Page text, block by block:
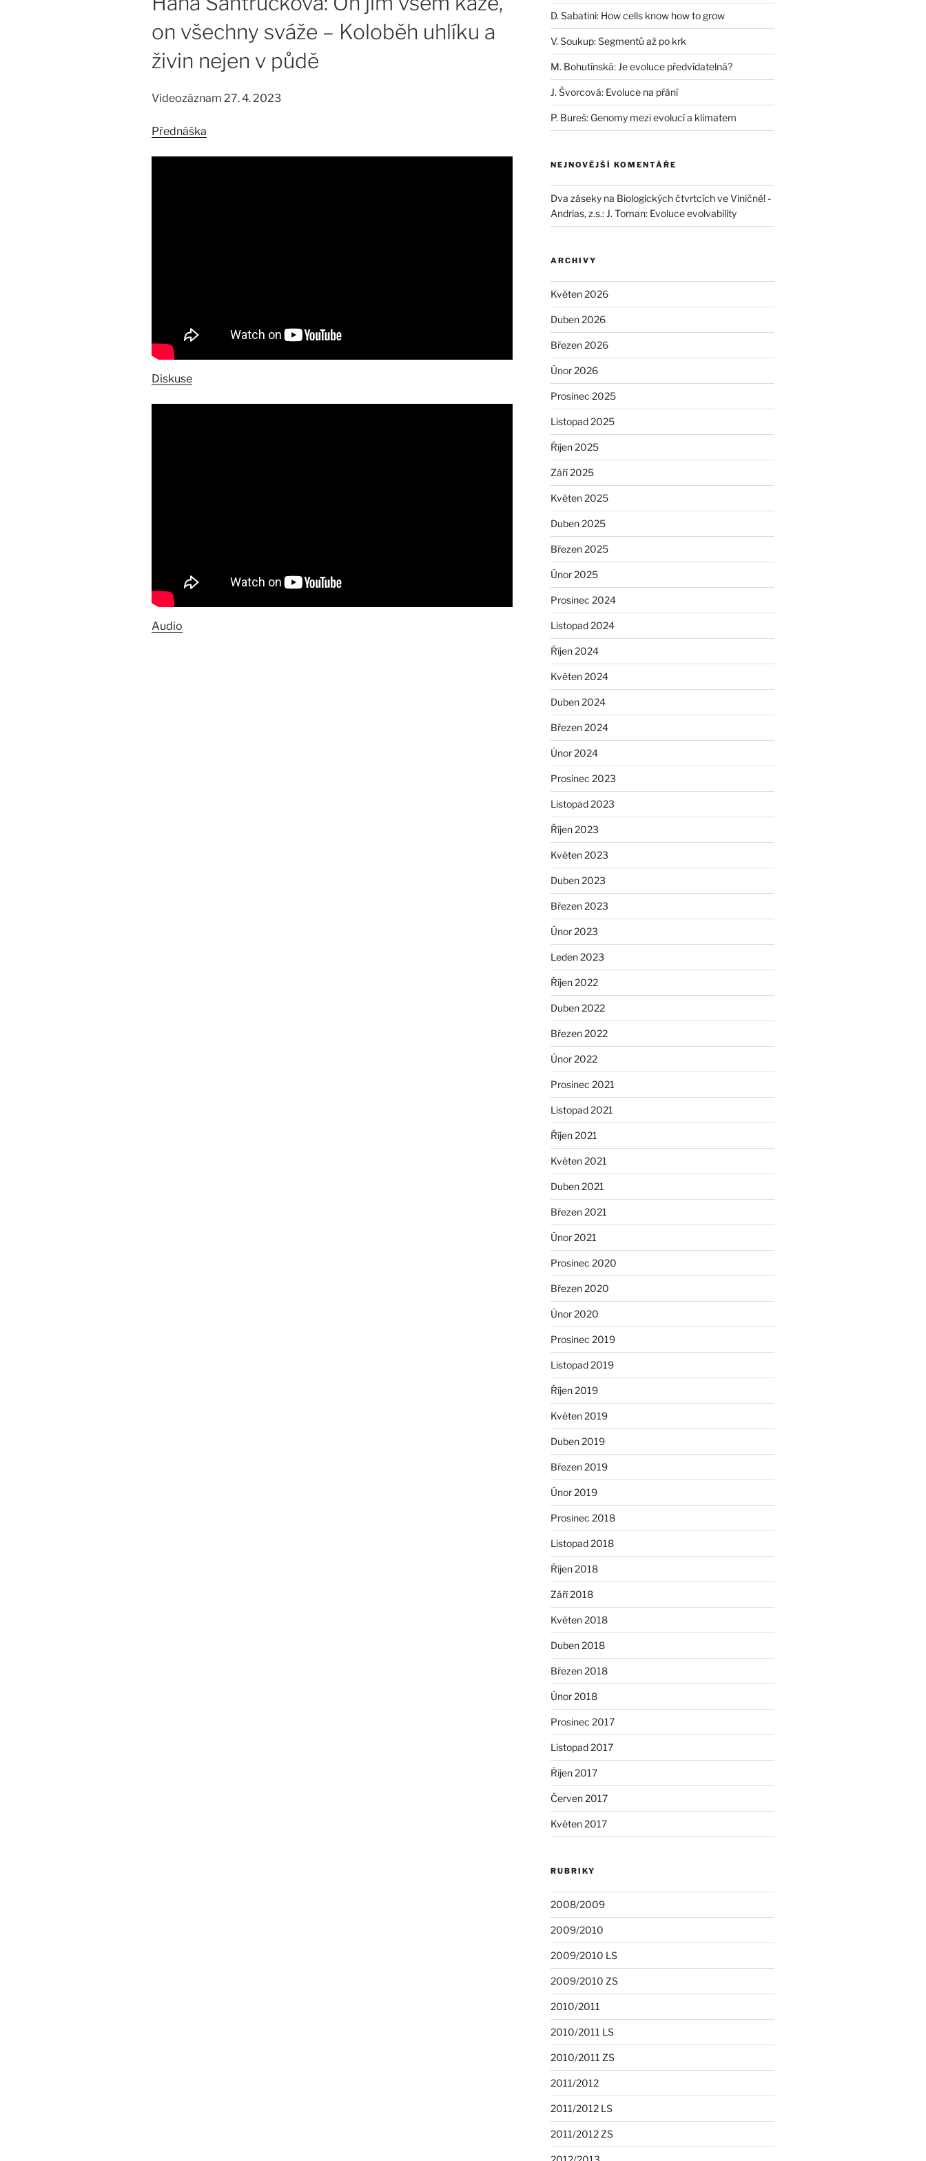
on všechny sváže – Koloběh uhlíku a
živin nejen v půdě
Videozáznam 27. 4. 2023
Přednáška
Diskuse
Audio
D. Sabatini: How cells know how to grow
V. Soukup: Segmentů až po krk
M. Bohutínská: Je evoluce předvídatelná?
J. Švorcová: Evoluce na přání
P. Bureš: Genomy mezi evolucí a klimatem
NEJNOVĚJŠÍ KOMENTÁŘE
Dva záseky na Biologických čtvrtcích ve Viničné! -
Andrias, z.s.: J. Toman: Evoluce evolvability
ARCHIVY
Květen 2026
Duben 2026
Březen 2026
Únor 2026
Prosinec 2025
Listopad 2025
Říjen 2025
Září 2025
Květen 2025
Duben 2025
Březen 2025
Únor 2025
Prosinec 2024
Listopad 2024
Říjen 2024
Květen 2024
Duben 2024
Březen 2024
Únor 2024
Prosinec 2023
Listopad 2023
Říjen 2023
Květen 2023
Duben 2023
Březen 2023
Únor 2023
Leden 2023
Říjen 2022
Duben 2022
Březen 2022
Únor 2022
Prosinec 2021
Listopad 2021
Říjen 2021
Květen 2021
Duben 2021
Březen 2021
Únor 2021
Prosinec 2020
Březen 2020
Únor 2020
Prosinec 2019
Listopad 2019
Říjen 2019
Květen 2019
Duben 2019
Březen 2019
Únor 2019
Prosinec 2018
Listopad 2018
Říjen 2018
Září 2018
Květen 2018
Duben 2018
Březen 2018
Únor 2018
Prosinec 2017
Listopad 2017
Říjen 2017
Červen 2017
Květen 2017
RUBRIKY
2008/2009
2009/2010
2009/2010 LS
2009/2010 ZS
2010/2011
2010/2011 LS
2010/2011 ZS
2011/2012
2011/2012 LS
2011/2012 ZS